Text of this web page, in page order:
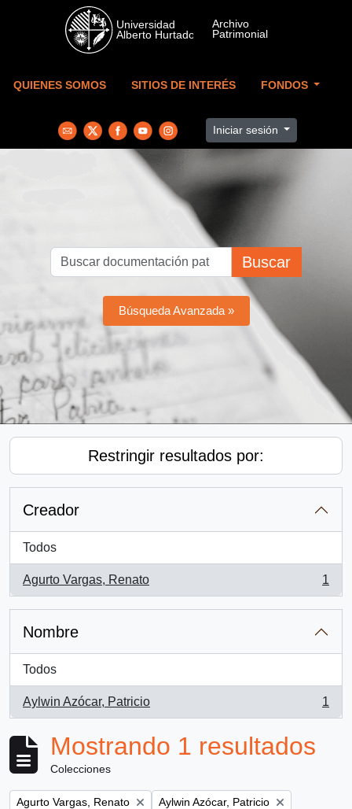
Skip to main content
QUIENES SOMOS SITIOS DE INTERÉS FONDOS
Iniciar sesión
Buscar
Búsqueda Avanzada »
Restringir resultados por:
Creador
Todos
Agurto Vargas, Renato
, 1 resultados
1
Nombre
Todos
Aylwin Azócar, Patricio
, 1 resultados
1
Mostrando 1 resultados
Colecciones
Remove filter:
Agurto Vargas, Renato Remove filter:
Aylwin Azócar, Patricio